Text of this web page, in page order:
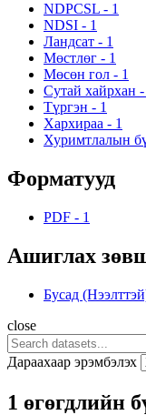
NDPCSL - 1
NDSI - 1
Ландсат - 1
Мөстлөг - 1
Мөсөн гол - 1
Сутай хайрхан -
Түргэн - 1
Хархираа - 1
Хуримтлалын
Форматууд
PDF - 1
Ашиглах
Бусад
close
Дараахаар эрэмбэлэх
1 өгөгдлийн